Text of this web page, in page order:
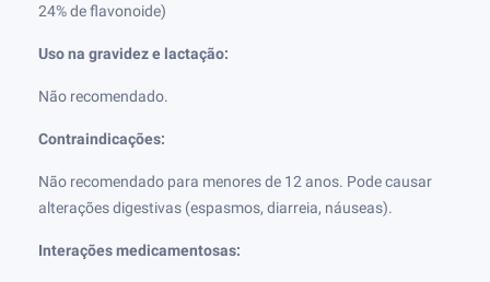
24% de flavonoide)
Uso na gravidez e lactação:
Não recomendado.
Contraindicações:
Não recomendado para menores de 12 anos. Pode causar
alterações digestivas (espasmos, diarreia, náuseas).
Interações medicamentosas: